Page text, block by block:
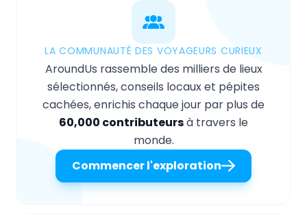
LA COMMUNAUTÉ DES VOYAGEURS CURIEUX
AroundUs rassemble des milliers de lieux
sélectionnés, conseils locaux et pépites
cachées, enrichis chaque jour par plus de
60,000 contributeursà travers le
monde.
Commencer l'exploration